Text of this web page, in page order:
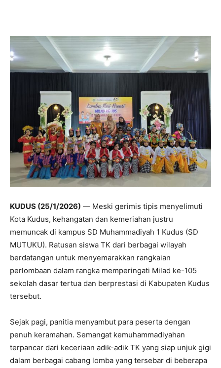
KUDUS (25/1/2026) — Meski gerimis tipis menyelimuti
Kota Kudus, kehangatan dan kemeriahan justru
memuncak di kampus SD Muhammadiyah 1 Kudus (SD
MUTUKU). Ratusan siswa TK dari berbagai wilayah
berdatangan untuk menyemarakkan rangkaian
perlombaan dalam rangka memperingati Milad ke-105
sekolah dasar tertua dan berprestasi di Kabupaten Kudus
tersebut.
Sejak pagi, panitia menyambut para peserta dengan
penuh keramahan. Semangat kemuhammadiyahan
terpancar dari keceriaan adik-adik TK yang siap unjuk gigi
dalam berbagai cabang lomba yang tersebar di beberapa